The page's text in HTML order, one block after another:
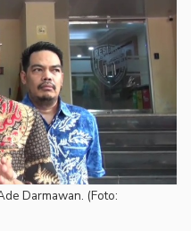
Darmawan. (Foto: